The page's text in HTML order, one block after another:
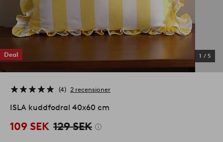
Deal 1 / 5
4 2 recensioner
ISLA kuddfodral 40x60 cm
109 SEK 129 SEK